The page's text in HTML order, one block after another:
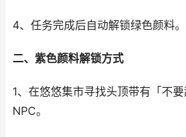
4、任务完成后自动解锁绿色颜料。
二、紫色颜料解锁方式
1、在悠悠集市寻找头顶带有「不
NPC。